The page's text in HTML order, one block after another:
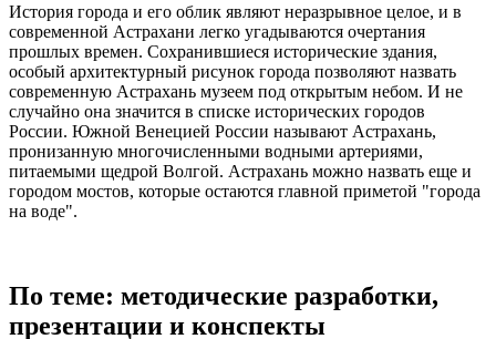
История города и его облик являют неразрывное целое, и в
современной Астрахани легко угадываются очертания
прошлых времен. Сохранившиеся исторические здания,
особый архитектурный рисунок города позволяют назвать
современную Астрахань музеем под открытым небом. И не
случайно она значится в списке исторических городов
России. Южной Венецией России называют Астрахань,
пронизанную многочисленными водными артериями,
питаемыми щедрой Волгой. Астрахань можно назвать еще и
городом мостов, которые остаются главной приметой "города
на воде".
По теме: методические разработки,
презентации и конспекты